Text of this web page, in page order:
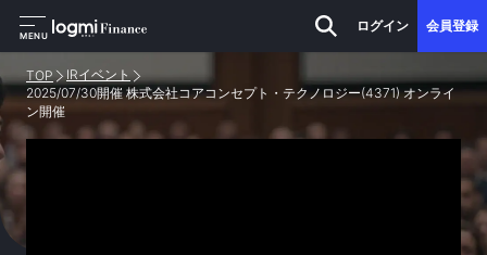
MENU
ログイン 会員登録
TOP
IRイベント
2025/07/30開催 株式会社コアコンセプト・テクノロジー(4371) オンライ
ン開催